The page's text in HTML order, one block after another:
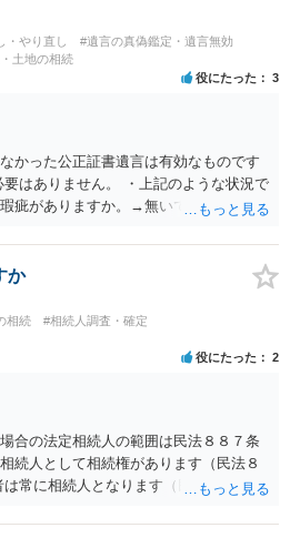
・やり直し
#遺言の真偽鑑定・遺言無効
土地の相続
役にたった 3
かった公正証書遺言は有効なものです
はありません。 ・上記のような状況で
疵がありますか。→無いです。 ・分割
れますので、どこが妥当とは言えない
ん。 ・できれば穏やかに、分割を拒否
を拒否するということは、遺産はいら
言で、受取を指定されててもいらない
由を説明する必要はありません。
か
相続
#相続人調査・確定
役にたった 2
合の法定相続人の範囲は民法８８７条
続人として相続権があります（民法８
常に相続人となります（民法８９０
孫５人に加えて「おじ又はおば」にも